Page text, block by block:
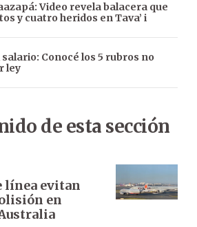
Video revela balacera que
y cuatro heridos en Tava’ i
Conocé los 5 rubros no
ley
de esta sección
línea evitan
en